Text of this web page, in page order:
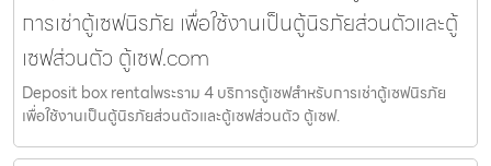
การเช่าตู้เซฟนิรภัย เพื่อใช้งานเป็นตู้นิรภัยส่วนตัวและตู้
เซฟส่วนตัว ตู้เซฟ.com
Deposit box rentalพระราม 4 บริการตู้เซฟสำหรับการเช่าตู้เซฟนิรภัย
เพื่อใช้งานเป็นตู้นิรภัยส่วนตัวและตู้เซฟส่วนตัว ตู้เซฟ.